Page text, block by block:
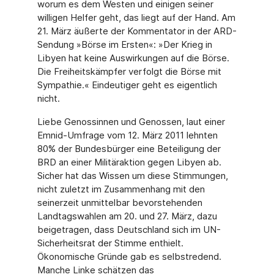
worum es dem Westen und einigen seiner
willigen Helfer geht, das liegt auf der Hand. Am
21. März äußerte der Kommentator in der ARD-
Sendung »Börse im Ersten«: »Der Krieg in
Libyen hat keine Auswirkungen auf die Börse.
Die Freiheitskämpfer verfolgt die Börse mit
Sympathie.« Eindeutiger geht es eigentlich
nicht.
Liebe Genossinnen und Genossen, laut einer
Emnid-Umfrage vom 12. März 2011 lehnten
80% der Bundesbürger eine Beteiligung der
BRD an einer Militäraktion gegen Libyen ab.
Sicher hat das Wissen um diese Stimmungen,
nicht zuletzt im Zusammenhang mit den
seinerzeit unmittelbar bevorstehenden
Landtagswahlen am 20. und 27. März, dazu
beigetragen, dass Deutschland sich im UN-
Sicherheitsrat der Stimme enthielt.
Ökonomische Gründe gab es selbstredend.
Manche Linke schätzen das